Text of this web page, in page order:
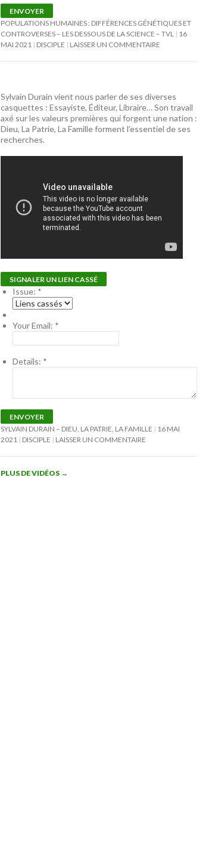
ENVOYER
POPULATIONS HUMAINES : DIFFÉRENCES GÉNÉTIQUES ET
CONTROVERSES – LES DESSOUS DE LA SCIENCE – TVL
16
MAI 2021
DISCIPLE LAISSER UN COMMENTAIRE
Sylvain Durain vient nous parler de ses diverses
casquettes : Essayiste, Éditeur, Libraire… Son travail
axé sur les valeurs premières qui forgent une nation :
Dieu, La Patrie, La Famille forment l’essentiel de ses
recherches.
SIGNALER UN LIEN CASSÉ
Issue: *
Your Email: *
Details: *
ENVOYER
SYLVAIN DURAIN – DIEU, LA PATRIE, LA FAMILLE
16 MAI
2021
DISCIPLE LAISSER UN COMMENTAIRE
PLUS DE VIDÉOS →